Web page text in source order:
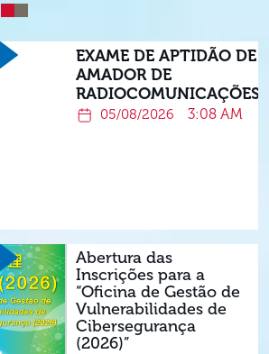
EXAME DE APTIDÃO DE
AMADOR DE
RADIOCOMUNICAÇÕES
05/08/2026 3:08 AM
Abertura das
Inscrições para a
“Oficina de Gestão de
Vulnerabilidades de
Cibersegurança
(2026)”